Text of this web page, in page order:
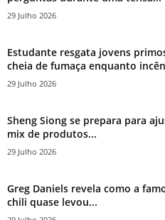
29 Julho 2026
Estudante resgata jovens
cheia de fumaça enquanto
29 Julho 2026
Sheng Siong se prepara para
mix de produtos...
29 Julho 2026
Greg Daniels revela como a
chili quase levou...